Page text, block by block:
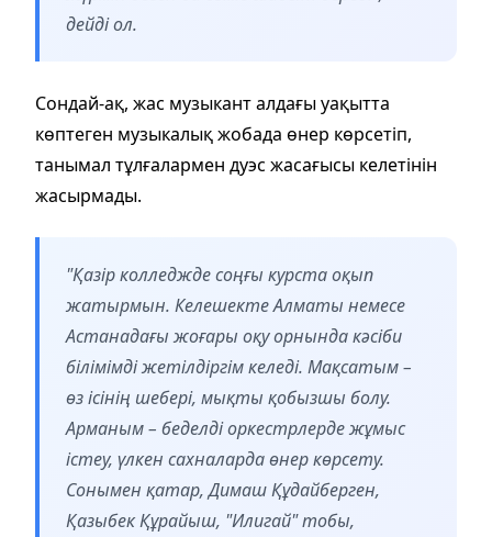
дейді ол.
Сондай-ақ, жас музыкант алдағы уақытта
көптеген музыкалық жобада өнер көрсетіп,
танымал тұлғалармен дуэс жасағысы келетінін
жасырмады.
"Қазір колледжде соңғы курста оқып
жатырмын. Келешекте Алматы немесе
Астанадағы жоғары оқу орнында кәсіби
білімімді жетілдіргім келеді. Мақсатым –
өз ісінің шебері, мықты қобызшы болу.
Арманым – беделді оркестрлерде жұмыс
істеу, үлкен сахналарда өнер көрсету.
Сонымен қатар, Димаш Құдайберген,
Қазыбек Құрайыш, "Илигай" тобы,